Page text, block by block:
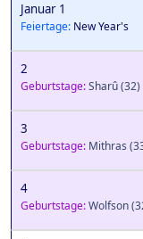
Januar 1
Feiertage: New Year's
2
Geburtstage:Sharû(32)
3
Geburtstage: Mithras
4
Geburtstage:Wolfson